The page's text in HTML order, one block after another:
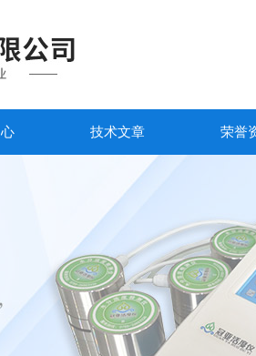
技术文章 荣誉